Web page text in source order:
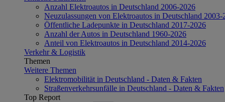
Anzahl Elektroautos in Deutschland 2006-2026
Neuzulassungen von Elektroautos in Deutschland 2003-
Öffentliche Ladepunkte in Deutschland 2017-2026
Anzahl der Autos in Deutschland 1960-2026
Anteil von Elektroautos in Deutschland 2014-2026
Verkehr & Logistik
Themen
Weitere Themen
Elektromobilität in Deutschland - Daten & Fakten
Straßenverkehrsunfälle in Deutschland - Daten & Fakten
Top Report